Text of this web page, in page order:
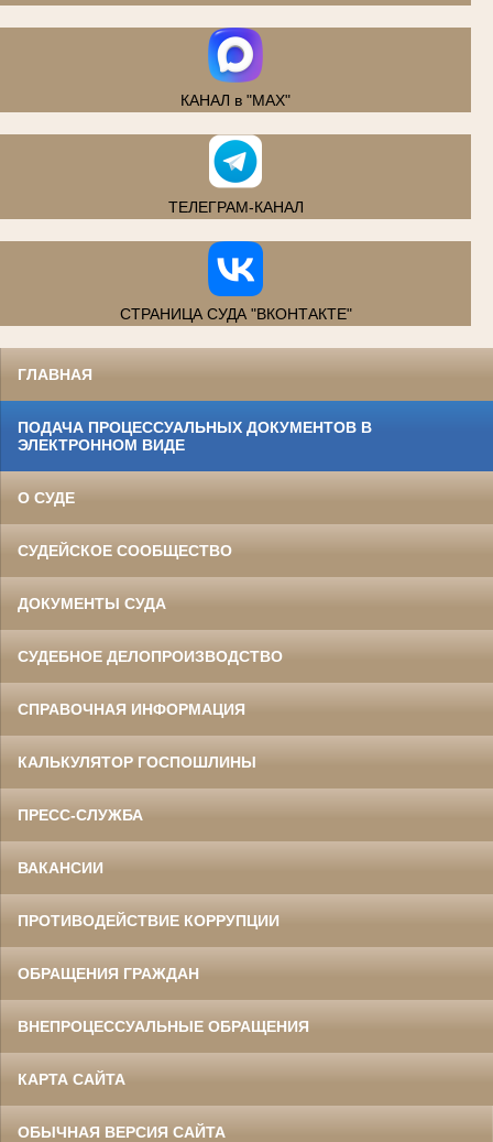
КАНАЛ в "MAX"
ТЕЛЕГРАМ-КАНАЛ
СТРАНИЦА СУДА "ВКОНТАКТЕ"
ГЛАВНАЯ
ПОДАЧА ПРОЦЕССУАЛЬНЫХ ДОКУМЕНТОВ В
ЭЛЕКТРОННОМ ВИДЕ
О СУДЕ
СУДЕЙСКОЕ СООБЩЕСТВО
ДОКУМЕНТЫ СУДА
СУДЕБНОЕ ДЕЛОПРОИЗВОДСТВО
СПРАВОЧНАЯ ИНФОРМАЦИЯ
КАЛЬКУЛЯТОР ГОСПОШЛИНЫ
ПРЕСС-СЛУЖБА
ВАКАНСИИ
ПРОТИВОДЕЙСТВИЕ КОРРУПЦИИ
ОБРАЩЕНИЯ ГРАЖДАН
ВНЕПРОЦЕССУАЛЬНЫЕ ОБРАЩЕНИЯ
КАРТА САЙТА
ОБЫЧНАЯ ВЕРСИЯ САЙТА